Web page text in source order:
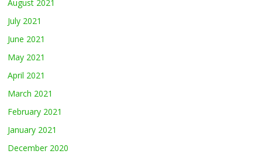
August 2021
July 2021
June 2021
May 2021
April 2021
March 2021
February 2021
January 2021
December 2020